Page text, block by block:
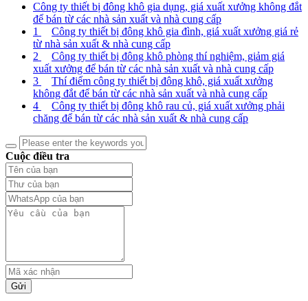
Công ty thiết bị đông khô gia dụng, giá xuất xưởng không đắt
để bán từ các nhà sản xuất và nhà cung cấp
1
Công ty thiết bị đông khô gia đình, giá xuất xưởng giá rẻ
từ nhà sản xuất & nhà cung cấp
2
Công ty thiết bị đông khô phòng thí nghiệm, giảm giá
xuất xưởng để bán từ các nhà sản xuất và nhà cung cấp
3
Thí điểm công ty thiết bị đông khô, giá xuất xưởng
không đắt để bán từ các nhà sản xuất và nhà cung cấp
4
Công ty thiết bị đông khô rau củ, giá xuất xưởng phải
chăng để bán từ các nhà sản xuất & nhà cung cấp
Cuộc điều tra
Gửi